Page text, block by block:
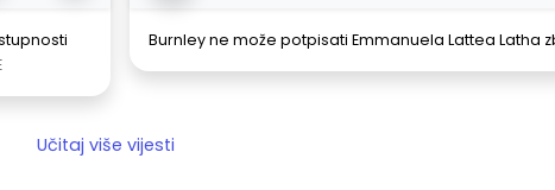
Burnley ne može potpisati Emmanuela Lattea Latha
Učitaj više vijesti